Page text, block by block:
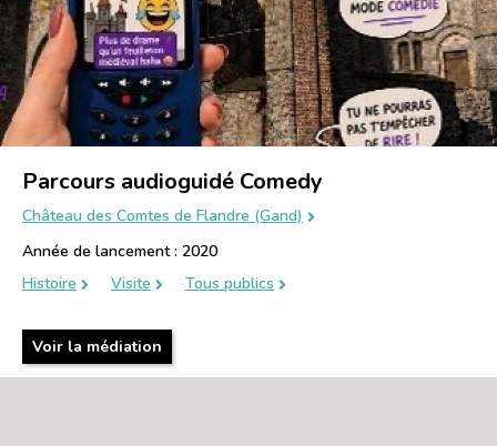
Parcours audioguidé Comedy
Château des Comtes de Flandre (Gand)
Année de lancement : 2020
Histoire
Visite Tous publics
Voir la médiation